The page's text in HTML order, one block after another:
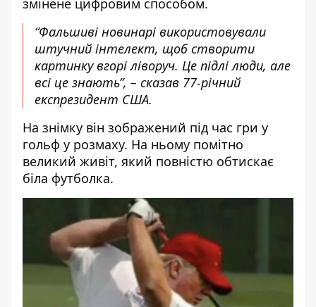
змінене цифровим способом.
“Фальшиві новинарі використовували
штучний інтелект, щоб створити
картинку вгорі ліворуч. Це підлі люди, але
всі це знають”, – сказав 77-річний
експрезидент США.
На знімку він зображений під час гри у
гольф у розмаху. На ньому помітно
великий живіт, який повністю обтискає
біла футболка.